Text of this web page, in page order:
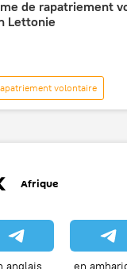
de rapatriement
Lettonie
volontaire
Lettonie
Afrique